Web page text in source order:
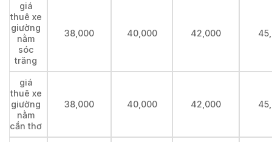
giá
thuê xe
giường
nằm
sóc
trăng
38,000 40,000 42,000
giá
thuê xe
giường
nằm
cần thơ
38,000 40,000 42,000